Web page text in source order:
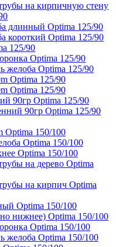
на кирпичную стену
длинный Optima 125/90
короткий Optima 125/90
125/90
Optima 125/90
желоба Optima 125/90
Optima 125/90
Optima 125/90
90гр Optima 125/90
90гр Optima 125/90
Optima 150/100
Optima 150/100
Optima 150/100
на дерево Optima
на кирпич Optima
Optima 150/100
нижнее) Optima 150/100
Optima 150/100
желоба Optima 150/100